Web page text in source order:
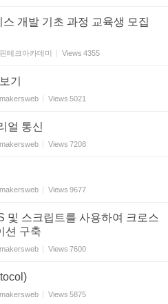
개발 기초 과정 교육생 모집
핀테크아카데미 Views 4355
기
makersweb Views 5021
얼 통신
makersweb Views 7208
makersweb Views 9677
및 스크립트를 사용하여 크로스
션 구축
makersweb Views 7600
makersweb Views 5875